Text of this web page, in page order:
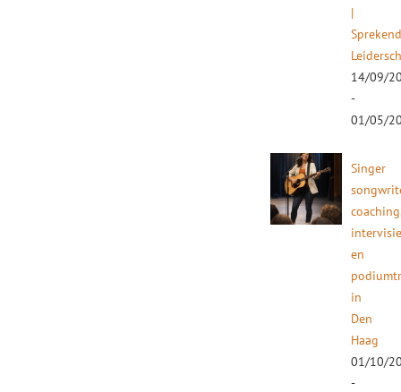
|
14/09/
-
01/05/
Singer
en
in
Den
Haag
01/10/
-